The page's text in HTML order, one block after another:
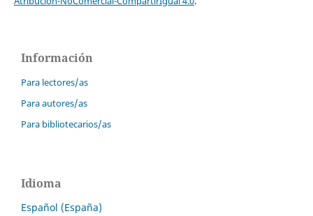
Información
Para lectores/as
Para autores/as
Para bibliotecarios/as
Idioma
Español (España)